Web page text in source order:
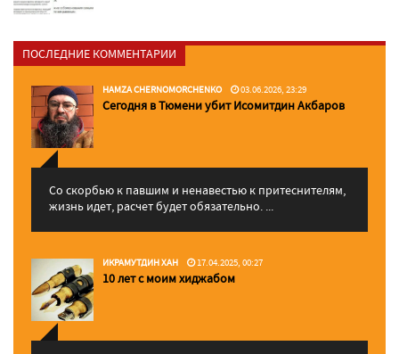
ПОСЛЕДНИЕ КОММЕНТАРИИ
HAMZA CHERNOMORCHENKO 03.06.2026, 23:29
Сегодня в Тюмени убит Исомитдин Акбаров
Со скорбью к павшим и ненавестью к притеснителям,
жизнь идет, расчет будет обязательно. ...
ИКРАМУТДИН ХАН 17.04.2025, 00:27
10 лет с моим хиджабом